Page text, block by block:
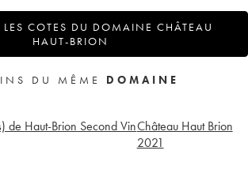
LES COTES DU DOMAINE CHÂTEAU
HAUT-BRION
DU MÊME DOMAINE
de Haut-Brion Second VinChâteau Haut Brion
2021